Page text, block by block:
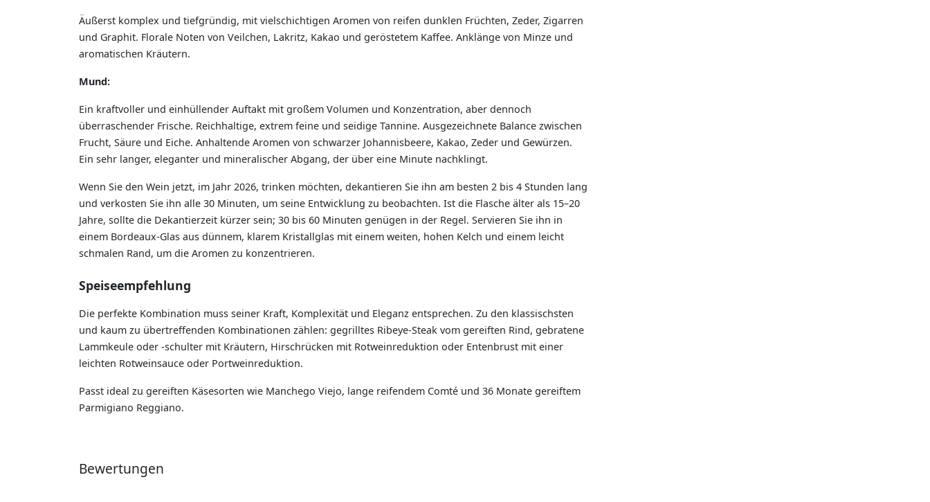
Äußerst komplex und tiefgründig, mit vielschichtigen Aromen von reifen dunklen Früchten, Zeder, Zigarren
und Graphit. Florale Noten von Veilchen, Lakritz, Kakao und geröstetem Kaffee. Anklänge von Minze und
aromatischen Kräutern.
Mund:
Ein kraftvoller und einhüllender Auftakt mit großem Volumen und Konzentration, aber dennoch
überraschender Frische. Reichhaltige, extrem feine und seidige Tannine. Ausgezeichnete Balance zwischen
Frucht, Säure und Eiche. Anhaltende Aromen von schwarzer Johannisbeere, Kakao, Zeder und Gewürzen.
Ein sehr langer, eleganter und mineralischer Abgang, der über eine Minute nachklingt.
Wenn Sie den Wein jetzt, im Jahr 2026, trinken möchten, dekantieren Sie ihn am besten 2 bis 4 Stunden lang
und verkosten Sie ihn alle 30 Minuten, um seine Entwicklung zu beobachten. Ist die Flasche älter als 15–20
Jahre, sollte die Dekantierzeit kürzer sein; 30 bis 60 Minuten genügen in der Regel. Servieren Sie ihn in
einem Bordeaux-Glas aus dünnem, klarem Kristallglas mit einem weiten, hohen Kelch und einem leicht
schmalen Rand, um die Aromen zu konzentrieren.
Speiseempfehlung
Die perfekte Kombination muss seiner Kraft, Komplexität und Eleganz entsprechen. Zu den klassischsten
und kaum zu übertreffenden Kombinationen zählen: gegrilltes Ribeye-Steak vom gereiften Rind, gebratene
Lammkeule oder -schulter mit Kräutern, Hirschrücken mit Rotweinreduktion oder Entenbrust mit einer
leichten Rotweinsauce oder Portweinreduktion.
Passt ideal zu gereiften Käsesorten wie Manchego Viejo, lange reifendem Comté und 36 Monate gereiftem
Parmigiano Reggiano.
Bewertungen